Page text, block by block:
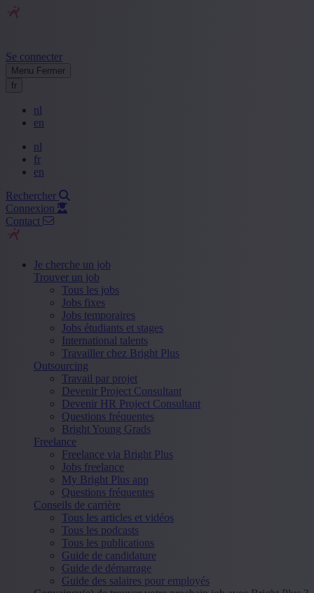
Se connecter
Menu Fermer
fr
nl
en
nl
fr
en
Rechercher
Connexion
Contact
Je cherche un job
Trouver un job
Tous les jobs
Jobs fixes
Jobs temporaires
Jobs étudiants et stages
International talents
Travailler chez Bright Plus
Outsourcing
Travail par projet
Devenir Project Consultant
Devenir HR Project Consultant
Questions fréquentes
Bright Young Grads
Freelance
Freelance via Bright Plus
Jobs freelance
My Bright Plus app
Questions fréquentes
Conseils de carrière
Tous les articles et vidéos
Tous les podcasts
Tous les publications
Guide de candidature
Guide de démarrage
Guide des salaires pour employés